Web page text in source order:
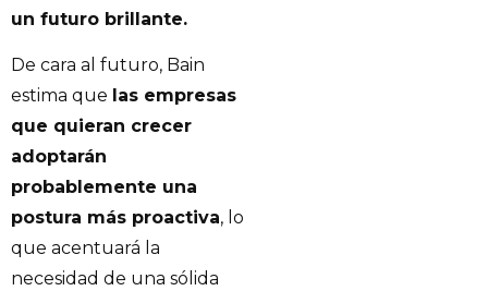
un futuro brillante.
De cara al futuro, Bain
estima que las empresas
que quieran crecer
adoptarán
probablemente una
postura más proactiva, lo
que acentuará la
necesidad de una sólida